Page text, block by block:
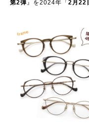
第2弾』を2024年「 2月22